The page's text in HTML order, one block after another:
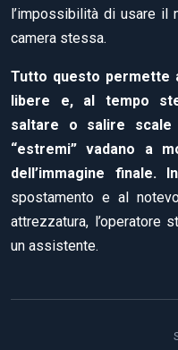
l’impossibilità di usare il
camera stessa.
Tutto questo permette
libere e, al tempo
saltare o salire scale
“estremi” vadano a
dell’immagine finale.
spostamento e al
attrezzatura, l’operatore
un assistente.